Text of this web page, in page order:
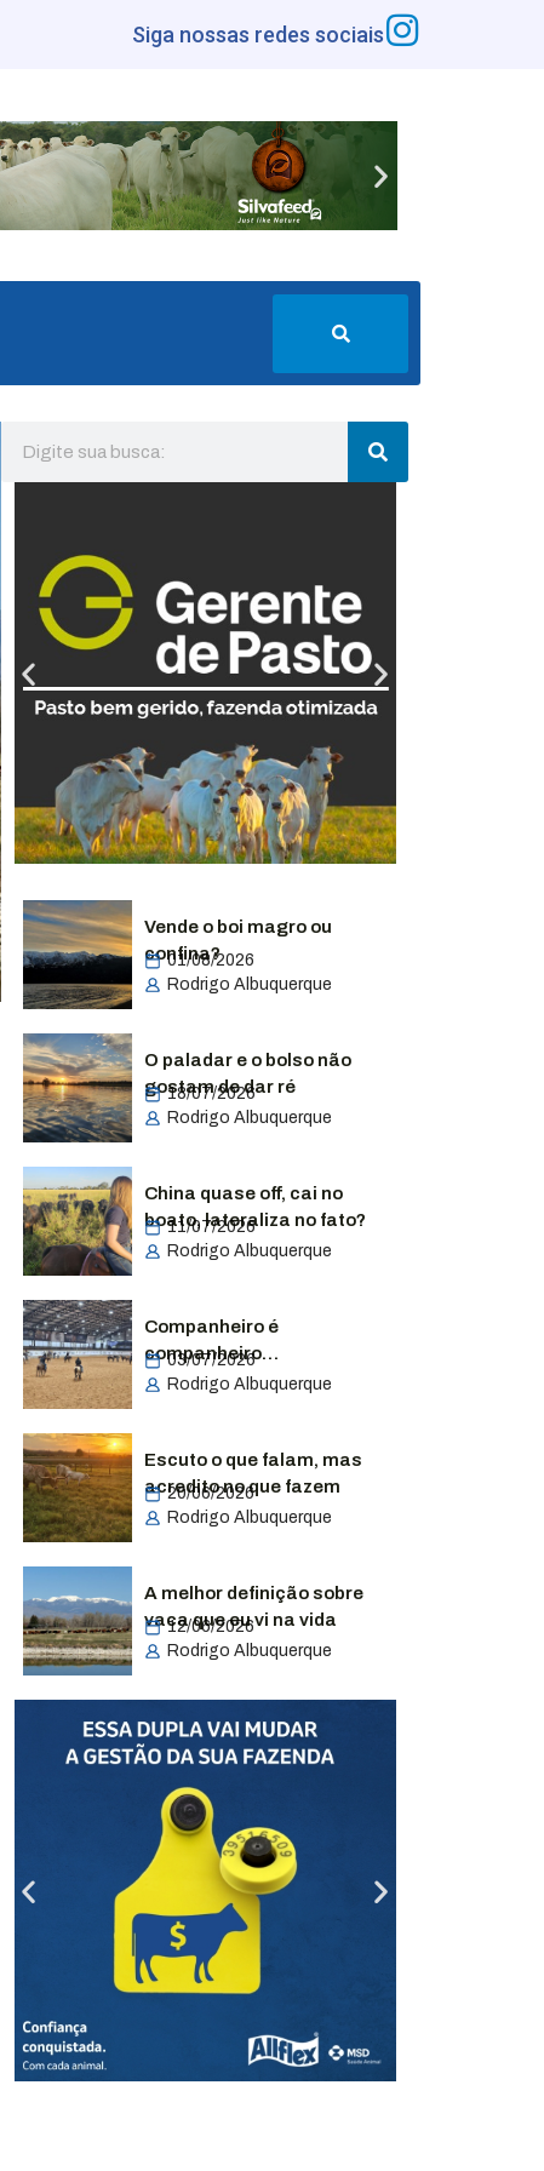
Siga nossas redes sociais
Vende o boi magro ou
confina?
01/08/2026
Rodrigo Albuquerque
O paladar e o bolso não
gostam de dar ré
18/07/2026
Rodrigo Albuquerque
China quase off, cai no
boato, lateraliza no fato?
11/07/2026
Rodrigo Albuquerque
Companheiro é
companheiro…
03/07/2026
Rodrigo Albuquerque
Escuto o que falam, mas
acredito no que fazem
20/06/2026
Rodrigo Albuquerque
A melhor definição sobre
vaca que eu vi na vida
12/06/2026
Rodrigo Albuquerque